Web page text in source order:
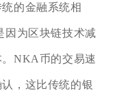
的金融系统相
因为区块链技术减
NKA币的交易速
，这比传统的银